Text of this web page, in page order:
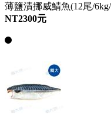
薄鹽漬挪威鯖魚(12尾/
NT2300元